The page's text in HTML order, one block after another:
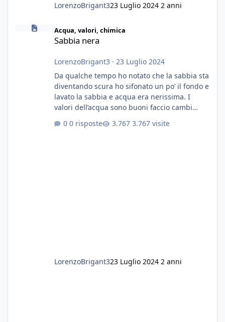
LorenzoBrigant323 Luglio 2024 2 anni
Sabbia nera
Acqua, valori, chimica
Sabbia nera
LorenzoBrigant3 · 23 Luglio 2024
Da qualche tempo ho notato che la sabbia sta
diventando scura ho sifonato un po’ il fondo e
lavato la sabbia e acqua era nerissima. I
valori dell’acqua sono buoni faccio cambi
fertilizzato.le foglie delle piante sono
0 risposte 3.767 visite
LorenzoBrigant323 Luglio 2024 2 anni